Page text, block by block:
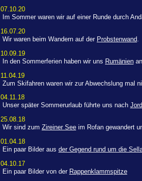
07.10.20
Im Sommer waren wir auf einer Runde durch
16.07.20
Wir waren beim Wandern auf der Probstenwand
10.09.19
In den Sommerferien haben wir uns Rumänien
11.04.19
Zum Skifahren waren wir zur Abwechslung mal
04.11.18
Unser später Sommerurlaub führte uns nach
25.08.18
Wir sind zum Zireiner Seeim Rofan gewandert
01.04.18
Ein paar Bilder aus der Gegend rund um die
04.10.17
Ein paar Bilder von der Rappenklammspitze